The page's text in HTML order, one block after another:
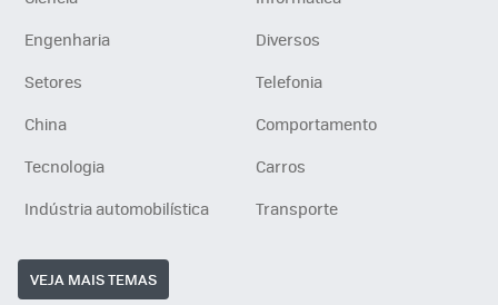
Engenharia
Diversos
Setores
Telefonia
China
Comportamento
Tecnologia
Carros
Indústria automobilística
Transporte
VEJA MAIS TEMAS